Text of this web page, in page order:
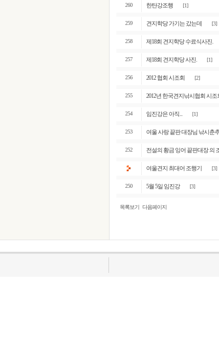
260 한탄강조행 [1]
259 견지학당 가기는 갔는데 [3]
258 제18회 견지학당 수료식사진.
257 제18회 견지학당 사진. [1]
256 2012 협회 시조회 [2]
255 2012년 한국견지낚시협회 시조
254 임진강은 아직... [1]
253 여울 사랑 끝판 대장님 낚시춘
252 전설의 황금 잉어 끝판대장 의
여울견지 최대어 조행기 [3]
250 5월 5일 임진강 [3]
목록보기 다음페이지